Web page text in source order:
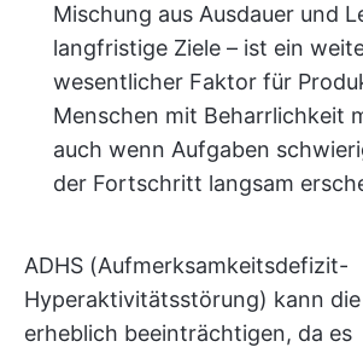
Mischung aus Ausdauer und
langfristige Ziele – ist ein
wesentlicher Faktor für
Menschen mit Beharrlichkeit
auch wenn Aufgaben
der Fortschritt langsam
ADHS (Aufmerksamkeitsdefizit-
Hyperaktivitätsstörung) kann
erheblich beeinträchtigen, da es